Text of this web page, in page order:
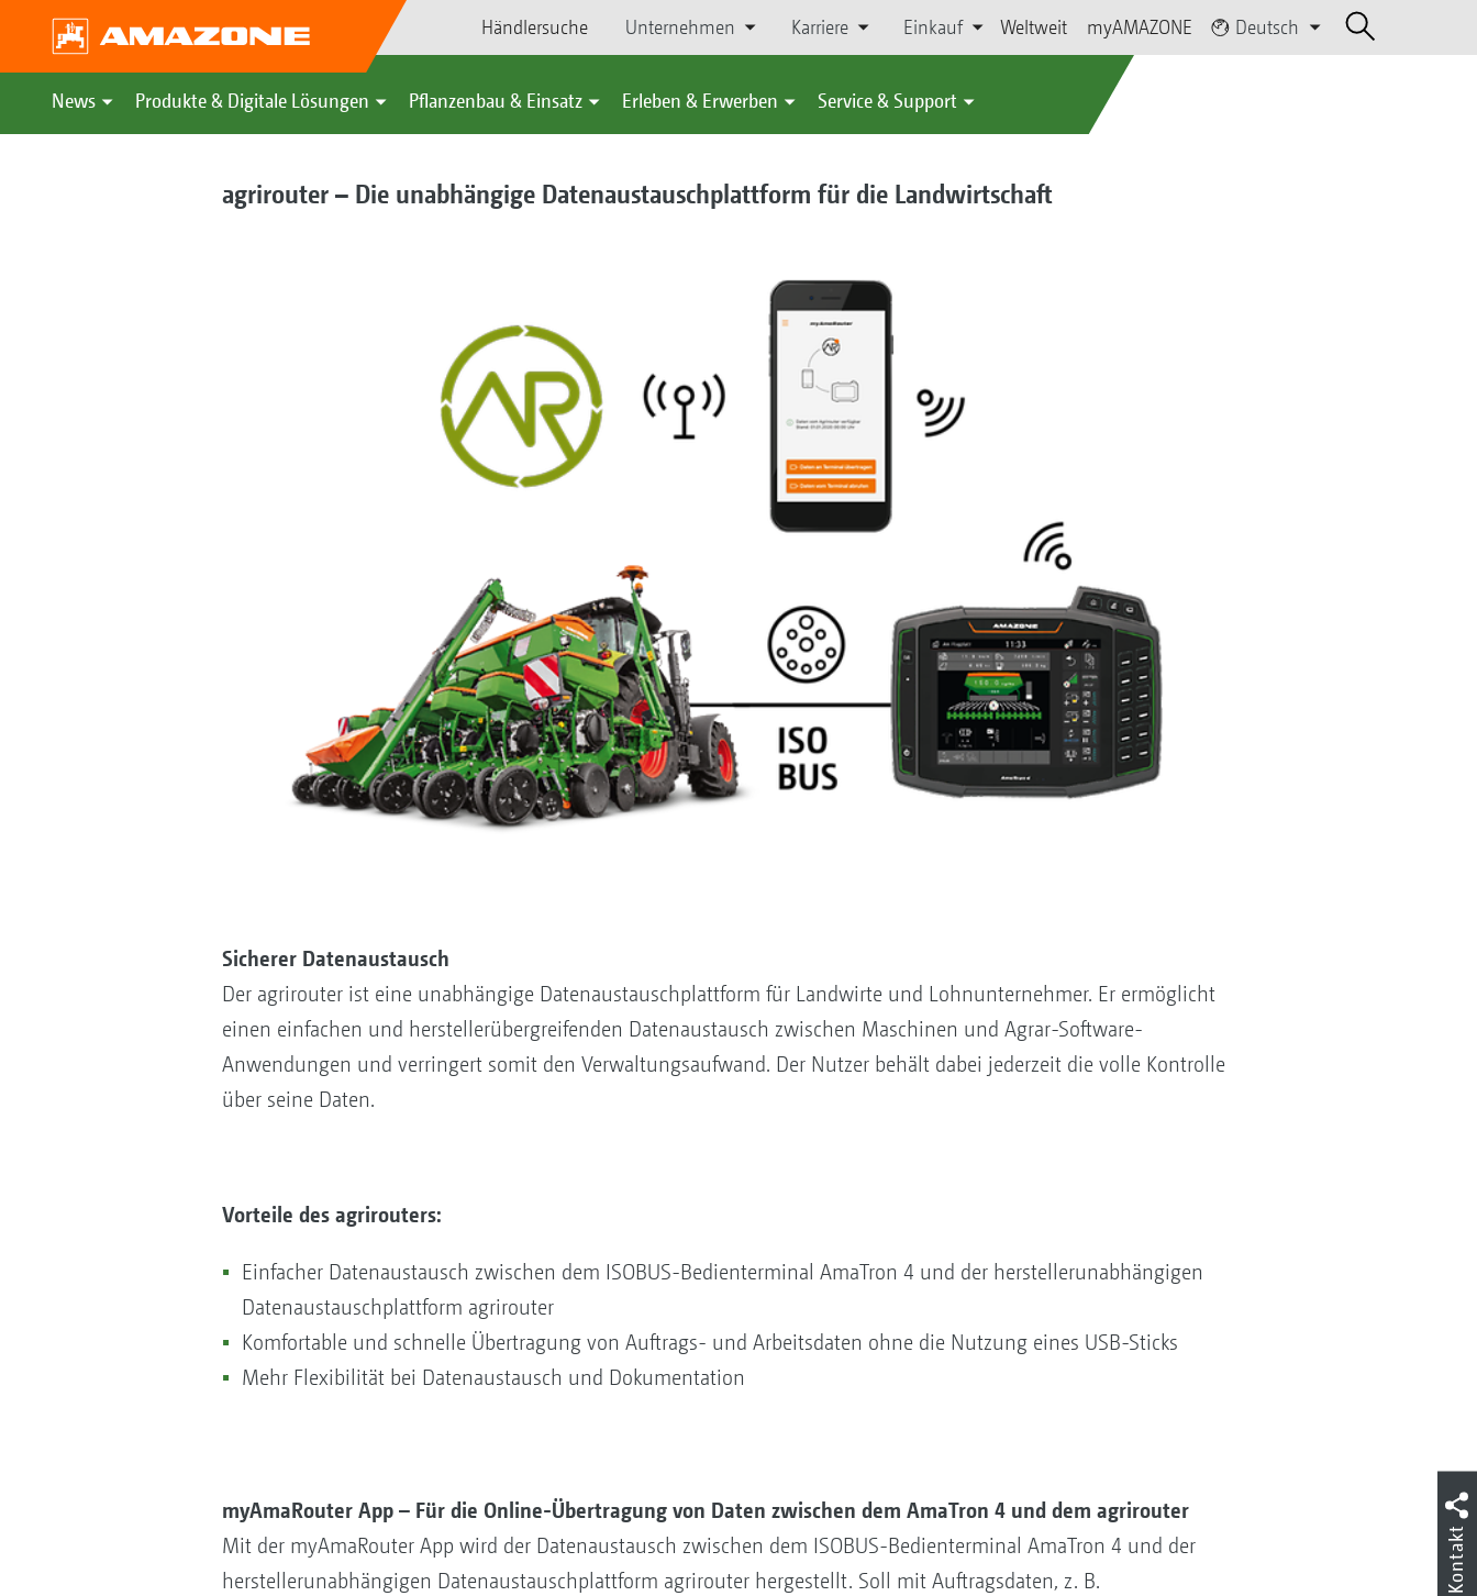
Händlersuche Unternehmen Karriere Einkauf Weltweit myAMAZONE Deutsch
News Produkte & Digitale Lösungen Pflanzenbau & Einsatz Erleben & Erwerben Service & Support
agrirouter – Die unabhängige Datenaustauschplattform für die Landwirtschaft
Sicherer Datenaustausch
Der agrirouter ist eine unabhängige Datenaustauschplattform für Landwirte und Lohnunternehmer. Er ermöglicht
einen einfachen und herstellerübergreifenden Datenaustausch zwischen Maschinen und Agrar-Software-
Anwendungen und verringert somit den Verwaltungsaufwand. Der Nutzer behält dabei jederzeit die volle Kontrolle
über seine Daten.
Vorteile des agrirouters:
Einfacher Datenaustausch zwischen dem ISOBUS-Bedienterminal AmaTron 4 und der herstellerunabhängigen
Datenaustauschplattform agrirouter
Komfortable und schnelle Übertragung von Auftrags- und Arbeitsdaten ohne die Nutzung eines USB-Sticks
Mehr Flexibilität bei Datenaustausch und Dokumentation
myAmaRouter App – Für die Online-Übertragung von Daten zwischen dem AmaTron 4 und dem agrirouter
Mit der myAmaRouter App wird der Datenaustausch zwischen dem ISOBUS-Bedienterminal AmaTron 4 und der
herstellerunabhängigen Datenaustauschplattform agrirouter hergestellt. Soll mit Auftragsdaten, z. B.
Kontakt